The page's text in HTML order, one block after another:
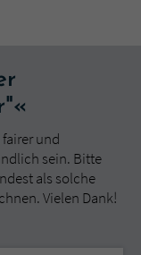
und
sein. Bitte
als solche
Vielen Dank!